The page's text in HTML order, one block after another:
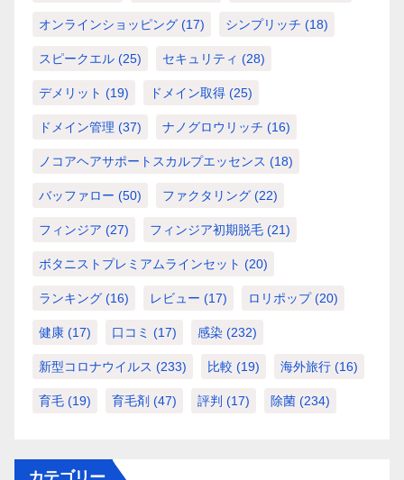
オンラインショッピング (17) シンプリッチ (18)
スピークエル (25) セキュリティ (28)
デメリット (19) ドメイン取得 (25)
ドメイン管理 (37) ナノグロウリッチ (16)
ノコアヘアサポートスカルプエッセンス (18)
バッファロー (50) ファクタリング (22)
フィンジア (27) フィンジア初期脱毛 (21)
ボタニストプレミアムラインセット (20)
ランキング (16) レビュー (17) ロリポップ(20)
健康 (17) 口コミ (17) 感染 (232)
新型コロナウイルス (233) 比較 (19) 海外旅行 (16)
育毛 (19) 育毛剤 (47) 評判 (17) 除菌 (234)